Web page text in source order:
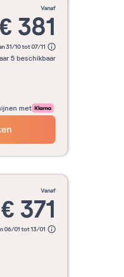
vanaf
381
31/10 tot 07/11
5 beschikbaar
met
vanaf
€ 371
06/01 tot 13/01